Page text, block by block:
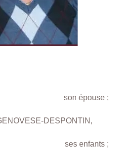
son épouse ;
DESPONTIN,
ses enfants ;